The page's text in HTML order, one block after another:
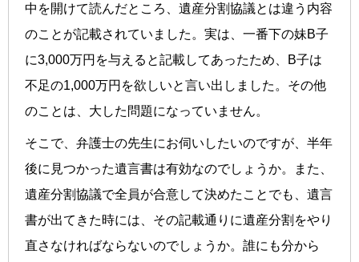
中を開けて読んだところ、遺産分割協議とは違う内容
のことが記載されていました。実は、一番下の妹B子
に3,000万円を与えると記載してあったため、B子は
不足の1,000万円を欲しいと言い出しました。その他
のことは、大した問題になっていません。
そこで、弁護士の先生にお伺いしたいのですが、半年
後に見つかった遺言書は有効なのでしょうか。また、
遺産分割協議で全員が合意して決めたことでも、遺言
書が出てきた時には、その記載通りに遺産分割をやり
直さなければならないのでしょうか。誰にも分から